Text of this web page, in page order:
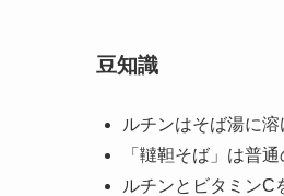
豆知識
ルチンはそば湯に
「韃靼そば」は普
ルチンとビタミンC